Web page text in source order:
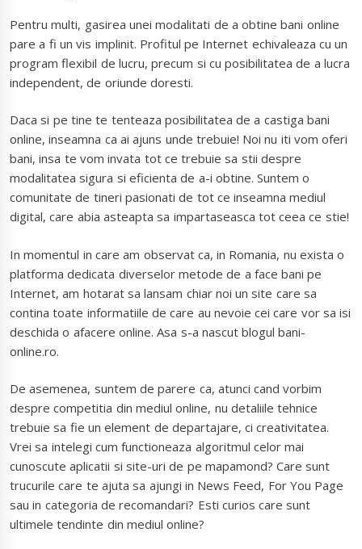
Pentru multi, gasirea unei modalitati de a obtine bani online
pare a fi un vis implinit. Profitul pe Internet echivaleaza cu un
program flexibil de lucru, precum si cu posibilitatea de a lucra
independent, de oriunde doresti.
Daca si pe tine te tenteaza posibilitatea de a castiga bani
online, inseamna ca ai ajuns unde trebuie! Noi nu iti vom oferi
bani, insa te vom invata tot ce trebuie sa stii despre
modalitatea sigura si eficienta de a-i obtine. Suntem o
comunitate de tineri pasionati de tot ce inseamna mediul
digital, care abia asteapta sa impartaseasca tot ceea ce stie!
In momentul in care am observat ca, in Romania, nu exista o
platforma dedicata diverselor metode de a face bani pe
Internet, am hotarat sa lansam chiar noi un site care sa
contina toate informatiile de care au nevoie cei care vor sa isi
deschida o afacere online. Asa s-a nascut blogul bani-
online.ro.
De asemenea, suntem de parere ca, atunci cand vorbim
despre competitia din mediul online, nu detaliile tehnice
trebuie sa fie un element de departajare, ci creativitatea.
Vrei sa intelegi cum functioneaza algoritmul celor mai
cunoscute aplicatii si site-uri de pe mapamond? Care sunt
trucurile care te ajuta sa ajungi in News Feed, For You Page
sau in categoria de recomandari? Esti curios care sunt
ultimele tendinte din mediul online?